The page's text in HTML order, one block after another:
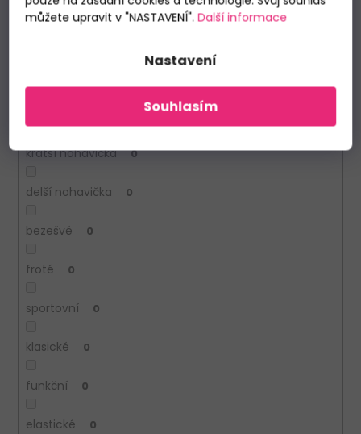
můžete upravit v "NASTAVENÍ". Další informace
Nastavení
Souhlasím
kratší nohavička 0
delší nohavička 0
bezešvé 0
froté 0
sportovní 0
klasické 0
funkční 0
elastické 0